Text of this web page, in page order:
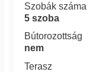
Szobák száma
5 szoba
Bútorozottság
nem
Terasz